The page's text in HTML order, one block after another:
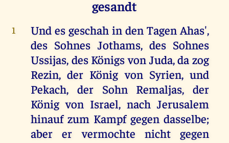
gesandt
1 Und es geschah in den Tagen Ahas',
des Sohnes Jothams, des Sohnes
Ussijas, des Königs von Juda,da zog
Rezin,der König von Syrien,und
Pekach, der Sohn Remaljas,der
König von Israel,nach Jerusalem
hinauf zum Kampfgegen dasselbe;
aber
er vermochte nicht
gegen